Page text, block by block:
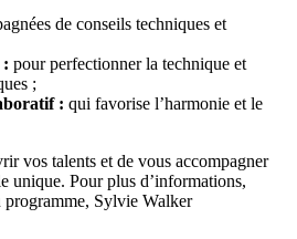
de conseils techniques et
: pour perfectionner la technique et
;
: qui favorise l’harmonie et le
vos talents et de vous accompagner
unique. Pour plus d’informations,
programme, Sylvie Walker